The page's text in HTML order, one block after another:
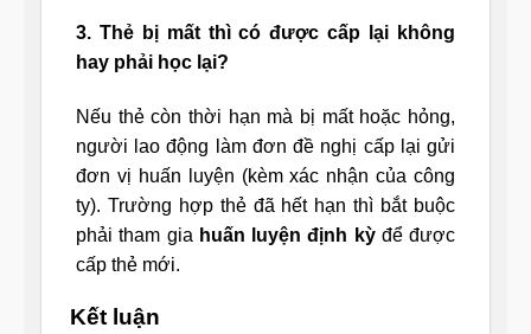
3. Thẻ bị mất thì có được cấp lại không
hay phải học lại?
Nếu thẻ còn thời hạn mà bị mất hoặc hỏng,
người lao động làm đơn đề nghị cấp lại gửi
đơn vị huấn luyện (kèm xác nhận của công
ty). Trường hợp thẻ đã hết hạn thì bắt buộc
phải tham gia huấn luyện định kỳđể được
cấp thẻ mới.
Kết luận